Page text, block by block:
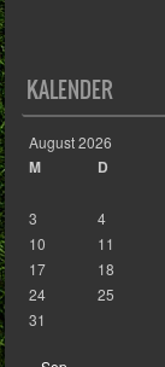
KALENDER
August 2026
M D
3
4
10
11
17
18
24
25
31